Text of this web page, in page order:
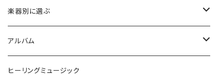
自分の気持ちと向き合いたい時に
デトックスしたい時に
ゆったり眠りたい時に
楽器別に選ぶ
ピアノ
クリスタルボウル
アルバム
Peaceful Music ピースフルピアノ
ヒーリングミュージック